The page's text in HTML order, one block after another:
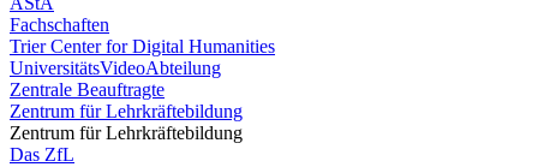
Fachschaften
Trier Center for Digital Humanities
UniversitätsVideoAbteilung
Zentrale Beauftragte
Zentrum für Lehrkräftebildung
Zentrum für Lehrkräftebildung
Das ZfL